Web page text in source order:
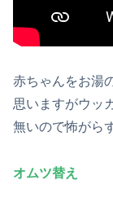
赤ちゃんをお湯
思いますがウッ
無いので怖がら
オムツ替え